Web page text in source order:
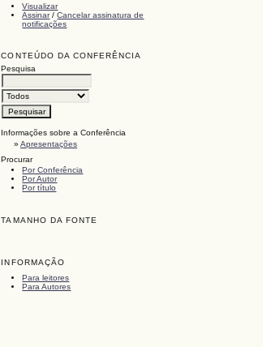
Visualizar
Assinar/Cancelar assinatura de
notificações
CONTEÚDO DA CONFERÊNCIA
Pesquisa
Informações sobre a Conferência
»Apresentações
Procurar
Por Conferência
Por Autor
Por título
TAMANHO DA FONTE
INFORMAÇÃO
Para leitores
Para Autores